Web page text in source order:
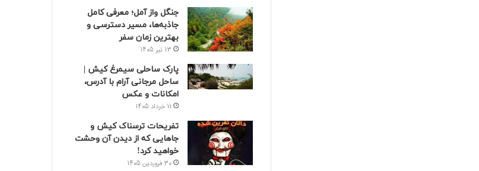
جنگل واز آمل؛ معرفی کامل
جاذبه‌ها، مسیر دسترسی و
بهترین زمان سفر
13 تیر 1405
پارک ساحلی سیمرغ کیش |
ساحل مرجانی آرام با آدرس،
امکانات و عکس
11 خرداد 1405
تفریحات ترسناک کیش و
جاهایی که از دیدن آن وحشت
خواهید کرد!
30 فروردین 1405